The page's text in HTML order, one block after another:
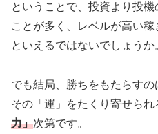
ということで、投資より投
ことが多く、レベルが高い稼
といえるではないでしょうか
でも結局、勝ちをもたらすの
その「運」をたくり寄せら
力」次第です。